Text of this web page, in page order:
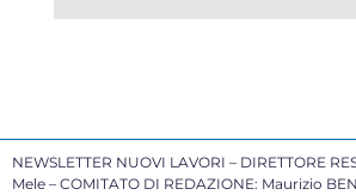
NEWSLETTER NUOVI LAVORI – DIRETTORE
Mele – COMITATO DI REDAZIONE: Maurizio